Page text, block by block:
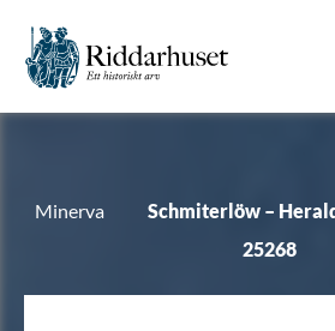
Minerva
Schmiterlöw –
25268